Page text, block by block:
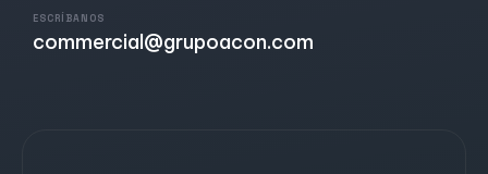
ESCRÍBANOS
commercial@grupoacon.com